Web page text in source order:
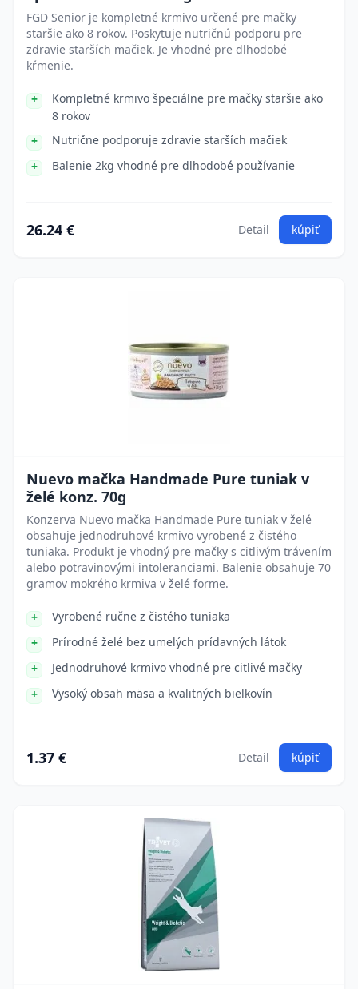
FGD Senior je kompletné krmivo určené pre mačky
staršie ako 8 rokov. Poskytuje nutričnú podporu pre
zdravie starších mačiek. Je vhodné pre dlhodobé
kŕmenie.
Kompletné krmivo špeciálne pre mačky staršie ako
8 rokov
Nutrične podporuje zdravie starších mačiek
Balenie 2kg vhodné pre dlhodobé používanie
26.24 € Detail kúpiť
Nuevo mačka Handmade Pure tuniak v
želé konz. 70g
Konzerva Nuevo mačka Handmade Pure tuniak v želé
obsahuje jednodruhové krmivo vyrobené z čistého
tuniaka. Produkt je vhodný pre mačky s citlivým trávením
alebo potravinovými intoleranciami. Balenie obsahuje 70
gramov mokrého krmiva v želé forme.
Vyrobené ručne z čistého tuniaka
Prírodné želé bez umelých prídavných látok
Jednodruhové krmivo vhodné pre citlivé mačky
Vysoký obsah mäsa a kvalitných bielkovín
1.37 € Detail kúpiť